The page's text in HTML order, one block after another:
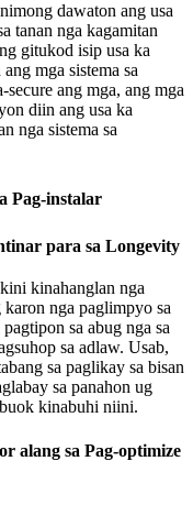
dawaton ang usa
tanan nga kagamitan
gitukod isip usa ka
mga sistema sa
ang mga, ang mga
diin ang usa ka
nga sistema sa
Pag-instalar
para sa Longevity
kinahanglan nga
karon nga paglimpyo sa
sa abug nga sa
sa adlaw. Usab,
sa paglikay sa bisan
sa panahon ug
kinabuhi niini.
alang sa Pag-optimize